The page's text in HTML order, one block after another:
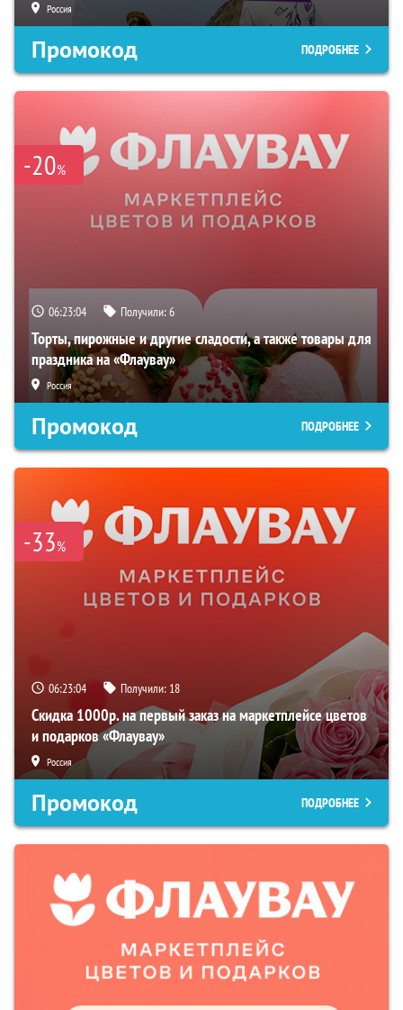
Россия
Промокод ПОДРОБНЕЕ
-20%
06:23:03 Получили:6
Торты, пирожные и другие сладости, а также товары для
праздника на «Флаувау»
Россия
Промокод ПОДРОБНЕЕ
-33%
06:23:03 Получили: 18
Скидка 1000р. на первый заказ на маркетплейсе цветов
и подарков «Флаувау»
Россия
Промокод ПОДРОБНЕЕ